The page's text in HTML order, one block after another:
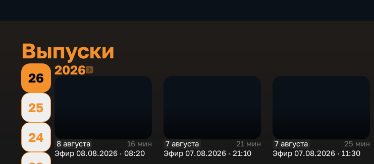
Выпуски
26
25
24
20262026
8 августа
16 мин
Эфир 08.08.2026 · 08:20
7 августа
21 мин
Эфир 07.08.2026 · 21:10
7 августа
25 мин
Эфир 07.08.2026 · 11:30